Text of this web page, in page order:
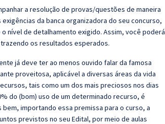
a resolução de provas/questões de maneira
da banca organizadora do seu concurso,
nível de detalhamento exigido. Assim, você poderá
os resultados esperados.
já deve ter ao menos ouvido falar da famosa
proveitosa, aplicável a diversas áreas da vida
tais como um dos mais preciosos nos dias
do (bom) uso de um determinado recurso, é
importando essa premissa para o curso, a
previstos no seu Edital, por meio de aulas